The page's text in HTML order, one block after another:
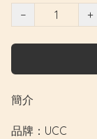
−
+
簡介
品牌：UCC